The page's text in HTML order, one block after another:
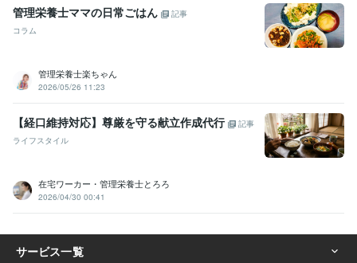
管理栄養士ママの日常ごはん
記事
コラム
管理栄養士楽ちゃん
2026/05/26 11:23
【経口維持対応】尊厳を守る献立作成代行
記事
ライフスタイル
在宅ワーカー・管理栄養士とろろ
2026/04/30 00:41